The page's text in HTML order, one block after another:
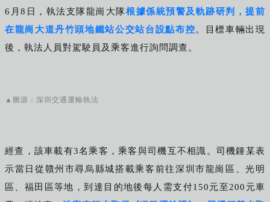
6月8日，執法支隊龍崗大隊根據係統預警及軌跡研判，提前
在龍崗大道丹竹頭地鐵站公交站台設點布控。目標車輛出現
後，執法人員對駕駛員及乘客進行詢問調查。
▲圖源：深圳交通運輸執法
經查，該車載有3名乘客，乘客與司機互不相識。司機鍾某表
示當日從贛州市尋烏縣城搭載乘客前往深圳市龍崗區、光明
區、福田區等地，到達目的地後每人需支付150元至200元車